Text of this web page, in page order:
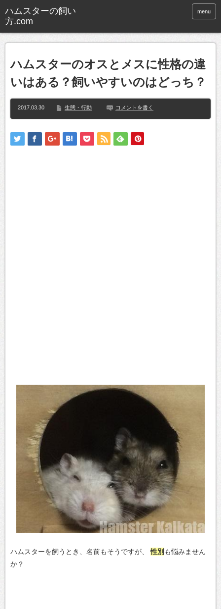
ハムスターの飼い
方.com
menu
ハムスターのオスとメスに性格の違
いはある？飼いやすいのはどっち？
2017.03.30 生態・行動 コメントを書く
ハムスターを飼うとき、名前もそうですが、 性別 も悩みません
か？